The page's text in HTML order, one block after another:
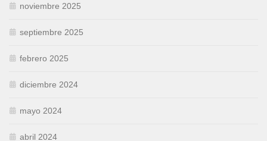
noviembre 2025
septiembre 2025
febrero 2025
diciembre 2024
mayo 2024
abril 2024